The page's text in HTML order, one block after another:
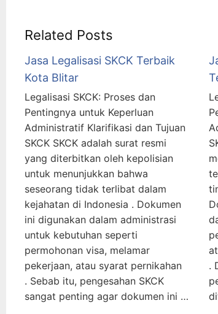
Related Posts
Jasa Legalisasi SKCK Terbaik
Kota Blitar
Legalisasi SKCK: Proses dan
Pentingnya untuk Keperluan
Administratif Klarifikasi dan Tujuan
SKCK SKCK adalah surat resmi
yang diterbitkan oleh kepolisian
untuk menunjukkan bahwa
seseorang tidak terlibat dalam
kejahatan di Indonesia . Dokumen
ini digunakan dalam administrasi
untuk kebutuhan seperti
permohonan visa, melamar
pekerjaan, atau syarat pernikahan
. Sebab itu, pengesahan SKCK
sangat penting agar dokumen ini …
.